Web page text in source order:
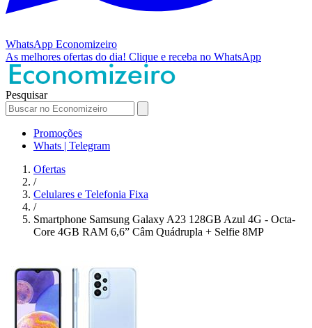
WhatsApp Economizeiro
As melhores ofertas do dia! Clique e receba no WhatsApp
Pesquisar
Promoções
Whats | Telegram
Ofertas
/
Celulares e Telefonia Fixa
/
Smartphone Samsung Galaxy A23 128GB Azul 4G - Octa-
Core 4GB RAM 6,6” Câm Quádrupla + Selfie 8MP